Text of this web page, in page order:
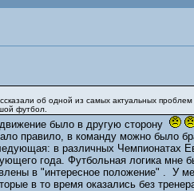
об одной из самых актуальных
футбол.
было в другую сторону
правило, в команду можно было
в различных Чемпионатах
года. Футбольная логика мне
в "интересное положение" . У
в то время оказались без